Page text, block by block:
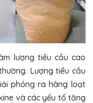
lượng tiểu cầu cao
Lượng tiểu cầu
phóng ra hàng loạt
và các yếu tố tăng